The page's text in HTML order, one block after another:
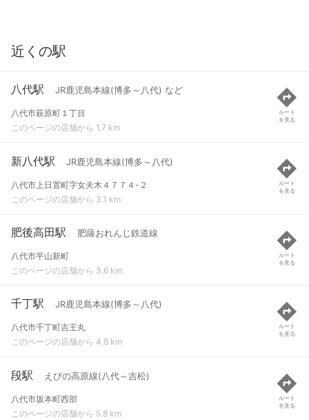
近くの駅
八代駅 JR鹿児島本線(博多～八代) など
八代市萩原町１丁目
このページの店舗から 1.7 km
ルート
を見る
新八代駅 JR鹿児島本線(博多～八代)
八代市上日置町字女夫木４７７４-２
このページの店舗から 3.1 km
ルート
を見る
肥後高田駅 肥薩おれんじ鉄道線
八代市平山新町
このページの店舗から 3.6 km
ルート
を見る
千丁駅 JR鹿児島本線(博多～八代)
八代市千丁町吉王丸
このページの店舗から 4.8 km
ルート
を見る
段駅 えびの高原線(八代～吉松)
八代市坂本町西部
このページの店舗から 5.8 km
ルート
を見る